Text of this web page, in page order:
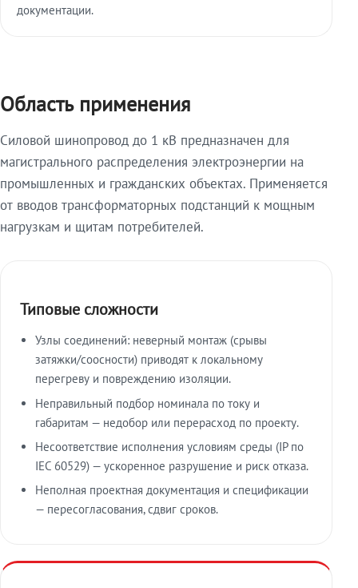
документации.
Область применения
Силовой шинопровод до 1 кВ предназначен для
магистрального распределения электроэнергии на
промышленных и гражданских объектах. Применяется
от вводов трансформаторных подстанций к мощным
нагрузкам и щитам потребителей.
Типовые сложности
Узлы соединений: неверный монтаж (срывы
затяжки/соосности) приводят к локальному
перегреву и повреждению изоляции.
Неправильный подбор номинала по току и
габаритам — недобор или перерасход по проекту.
Несоответствие исполнения условиям среды (IP по
IEC 60529) — ускоренное разрушение и риск отказа.
Неполная проектная документация и спецификации
— пересогласования, сдвиг сроков.